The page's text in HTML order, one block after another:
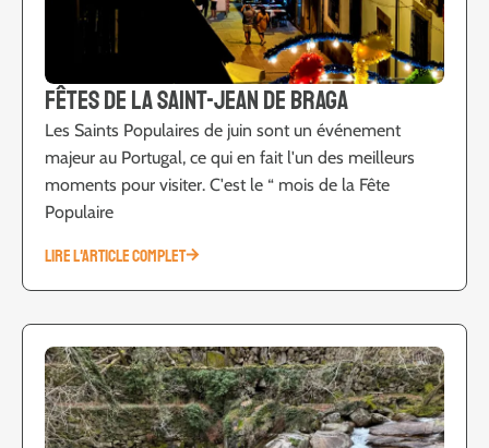
Fêtes de la Saint-Jean de Braga
Les Saints Populaires de juin sont un événement
majeur au Portugal, ce qui en fait l'un des meilleurs
moments pour visiter. C'est le “ mois de la Fête
Populaire
LIRE L'ARTICLE COMPLET